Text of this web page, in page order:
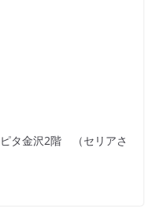
タ金沢2階 （セリアさ